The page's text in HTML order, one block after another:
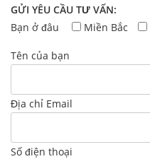
GỬI YÊU CẦU TƯ VẤN:
Bạn ở đâu
Miền Bắc
Tên của bạn
Địa chỉ Email
Số điện thoại